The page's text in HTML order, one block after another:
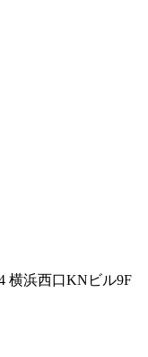
横浜西口KNビル9F